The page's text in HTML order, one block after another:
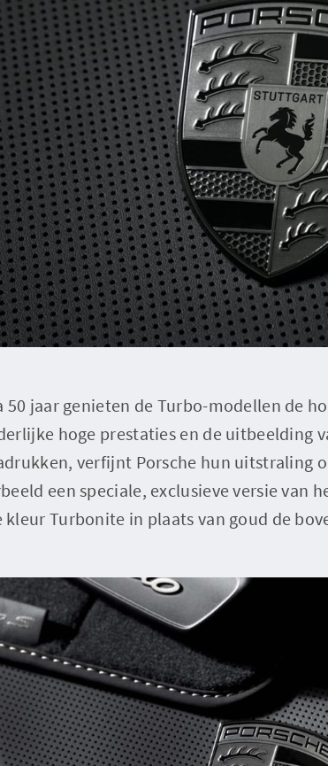
50 jaar genieten de Turbo-modellen de
hoge prestaties en de uitbeelding
verfijnt Porsche hun uitstraling
een speciale, exclusieve versie van
kleur Turbonite in plaats van goud de